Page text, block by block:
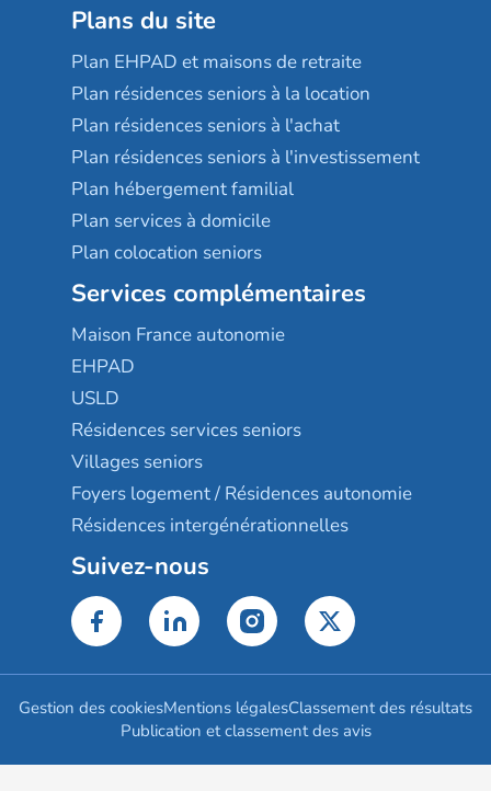
Plans du site
Plan EHPAD et maisons de retraite
Plan résidences seniors à la location
Plan résidences seniors à l'achat
Plan résidences seniors à l'investissement
Plan hébergement familial
Plan services à domicile
Plan colocation seniors
Services complémentaires
Maison France autonomie
EHPAD
USLD
Résidences services seniors
Villages seniors
Foyers logement / Résidences autonomie
Résidences intergénérationnelles
Suivez-nous
Gestion des cookiesMentions légalesClassement des résultats
Publication et classement des avis